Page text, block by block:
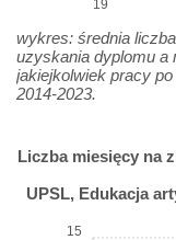
19
wykres: średnia
uzyskania dyplomu a
jakiejkolwiek pracy
2014-2023.
Liczba miesięcy na
UPSL, Edukacja
15